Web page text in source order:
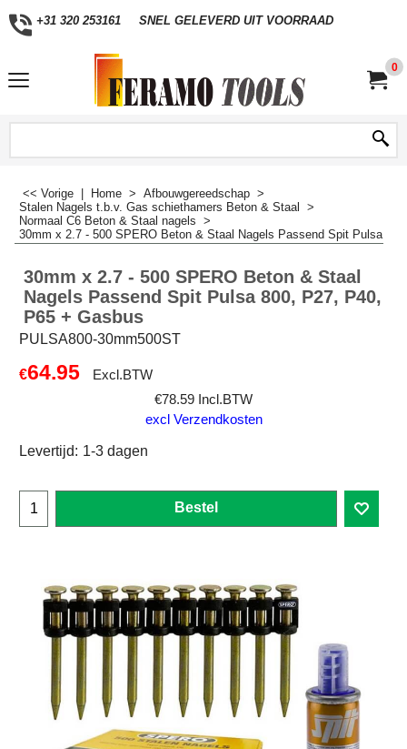
+31 320 253161 SNEL GELEVERD UIT VOORRAAD
0
<< Vorige Home > Afbouwgereedschap >
Stalen Nagels t.b.v. Gas schiethamers Beton & Staal
>
Normaal C6 Beton & Staal nagels >
30mm x 2.7 - 500 SPERO Beton & Staal Nagels Passend Spit Pulsa
30mm x 2.7 - 500 SPERO Beton & Staal
Nagels Passend Spit Pulsa 800, P27, P40,
P65 + Gasbus
PULSA800-30mm500ST
€64.95
Excl.BTW
€78.59 Incl.BTW
excl Verzendkosten
Levertijd: 1-3 dagen
Bestel